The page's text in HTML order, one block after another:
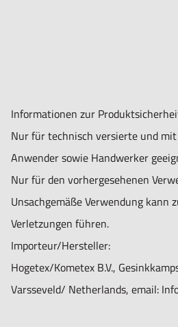
Informationen zur
Nur für technisch versierte und
Anwender sowie Handwerker
Nur für den vorhergesehenen
Unsachgemäße Verwendung kann
Verletzungen führen.
Importeur/Hersteller:
Hogetex/Kometex B.V.,
Varsseveld/ Netherlands, email: